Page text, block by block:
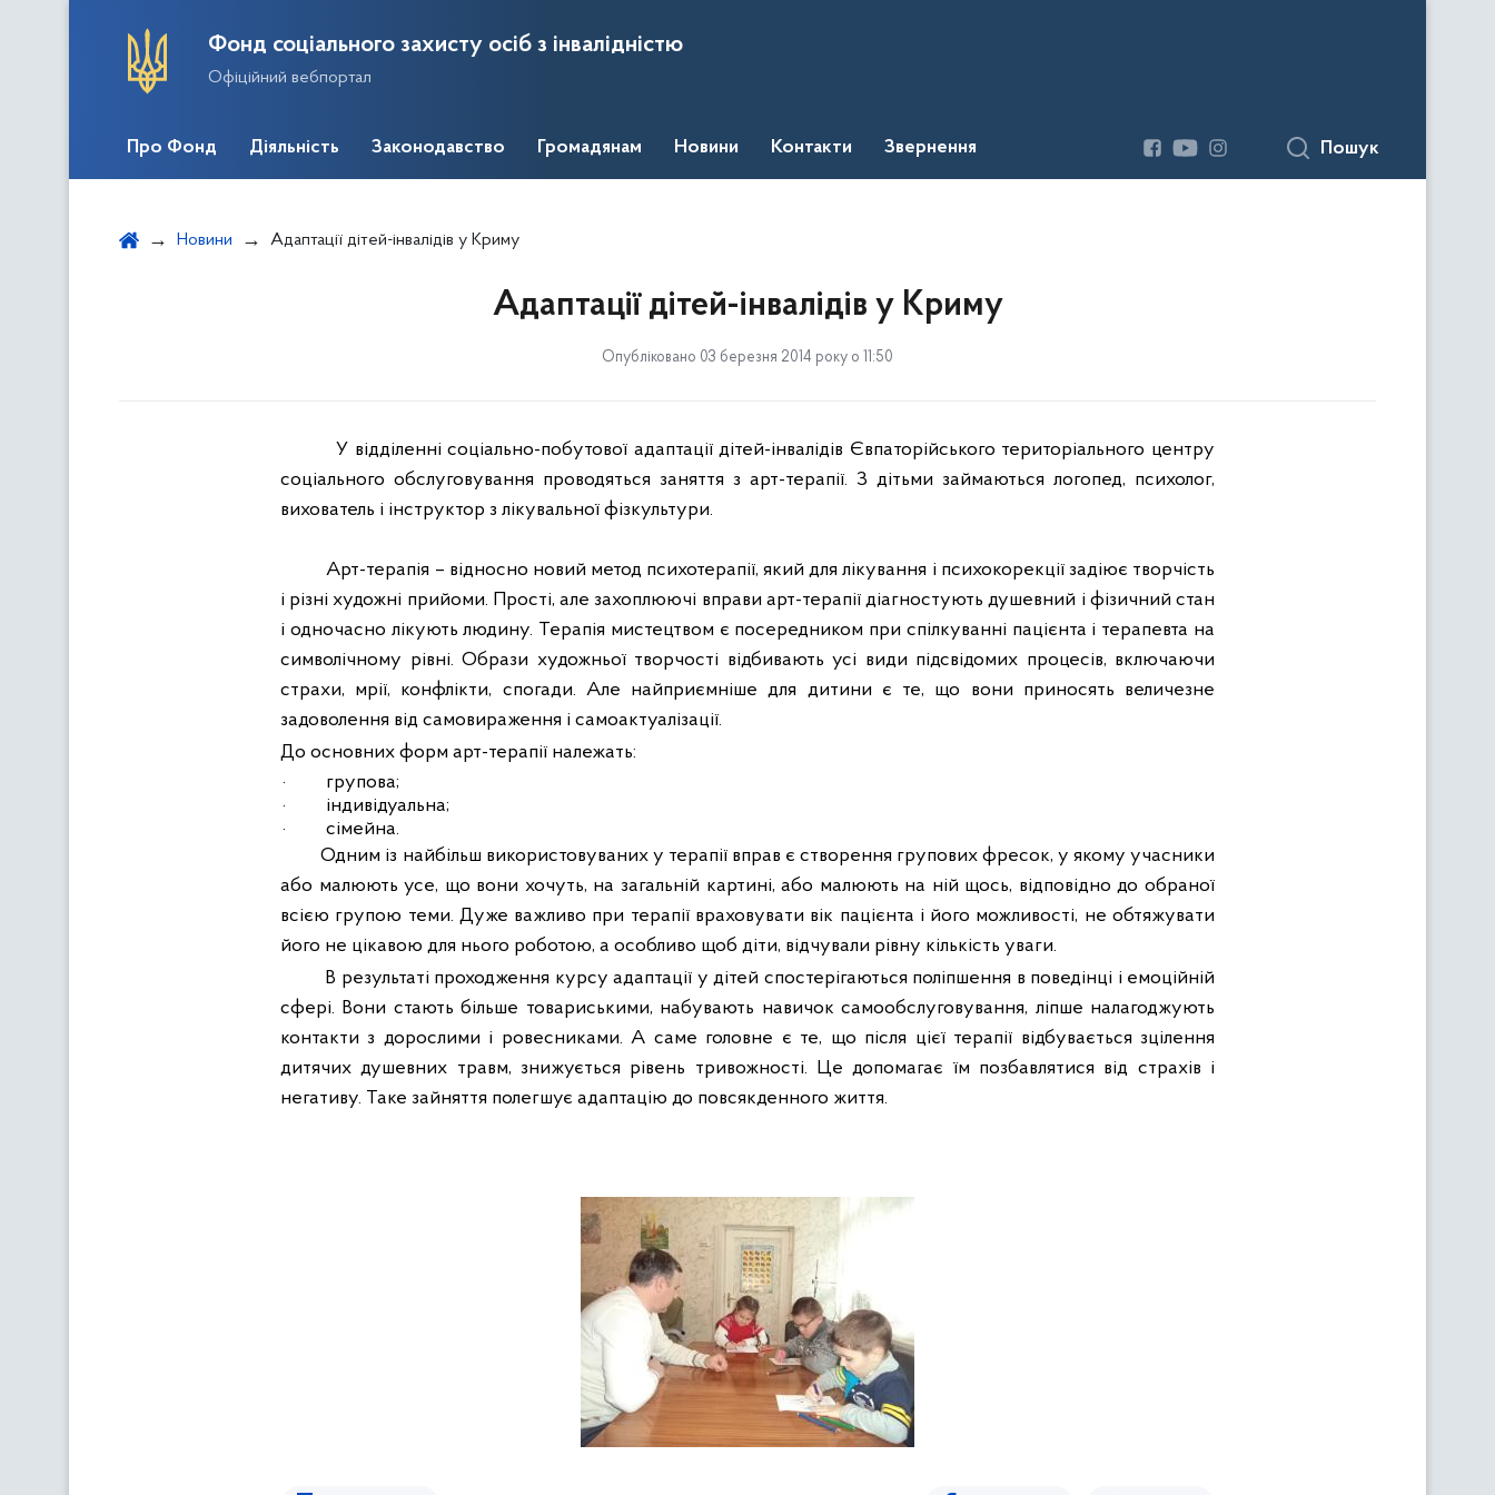
Фонд соціального захисту осіб з інвалідністю
Офіційний вебпортал
Про Фонд Діяльність Законодавство Громадянам Новини Контакти Звернення Пошук
Новини Адаптації дітей-інвалідів у Криму
Адаптації дітей-інвалідів у Криму
Опубліковано 03 березня 2014 року о 11:50
У відділенні соціально-побутової адаптації дітей-інвалідів Євпаторійського територіального центру
соціального обслуговування проводяться заняття з арт-терапії. З дітьми займаються логопед, психолог,
вихователь і інструктор з лікувальної фізкультури.
Арт-терапія – відносно новий метод психотерапії, який для лікування і психокорекції задіює творчість
і різні художні прийоми. Прості, алезахоплюючі вправи арт-терапіїдіагностують душевний і фізичний стан
і одночасно лікують людину. Терапія мистецтвом є посередником при спілкуванні пацієнта і терапевта на
символічному рівні. Образи художньої творчості відбивають усі види підсвідомих процесів, включаючи
страхи, мрії, конфлікти, спогади. Але найприємніше для дитини є те, що вони приносять величезне
задоволення від самовираження і самоактуалізації.
До основних форм арт-терапії належать:
·
групова;
·
індивідуальна;
·
сімейна.
Одним із найбільш використовуваних у терапії вправ є створення групових фресок, у якому учасники
або малюють усе, що вони хочуть, на загальній картині, або малюють на ній щось, відповідно до обраної
всією групою теми. Дуже важливо при терапії враховувати вік пацієнта і його можливості, не обтяжувати
його не цікавою для нього роботою, а особливо щоб діти, відчували рівну кількість уваги.
В результаті проходження курсу адаптації у дітей спостерігаються поліпшення в поведінці і емоційній
сфері. Вони стають більше товариськими, набувають навичок самообслуговування, ліпше налагоджують
контакти з дорослими і ровесниками. А саме головне є те, що після цієї терапії відбувається зцілення
дитячих душевних травм, знижується рівень тривожності. Це допомагає їм позбавлятися від страхів і
негативу. Таке зайняття полегшує адаптацію до повсякденного життя.